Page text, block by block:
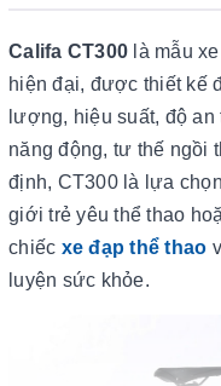
Califa CT300 là mẫu xe
hiện đại, được thiết kế
lượng, hiệu suất, độ
năng động, tư thế ngồi
định, CT300 là lựa
giới trẻ yêu thể thao
chiếc xe đạp thể thao
luyện sức khỏe.